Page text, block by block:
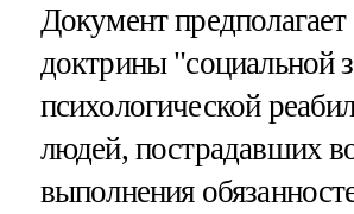
Документ предполагает
доктрины "социальной
психологической
людей, пострадавших
выполнения